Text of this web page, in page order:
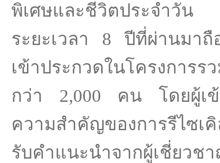
พิเศษและชีวิตประจำวัน
ระยะเวลา 8 ปีที่ผ่านมาถื
เข้าประกวดในโครงการ
กว่า 2,000 คน โดยผู้เข้
ความสำคัญของการรีไซ
รับคำแนะนำจากผู้เชี่ยวช